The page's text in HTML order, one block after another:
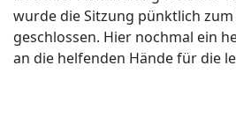
wurde die Sitzung pünktlich
geschlossen. Hier nochmal ein
an die helfenden Hände für die